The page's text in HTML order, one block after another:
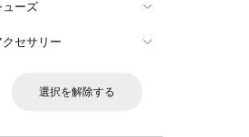
ューズ
クセサリー
選択を解除する